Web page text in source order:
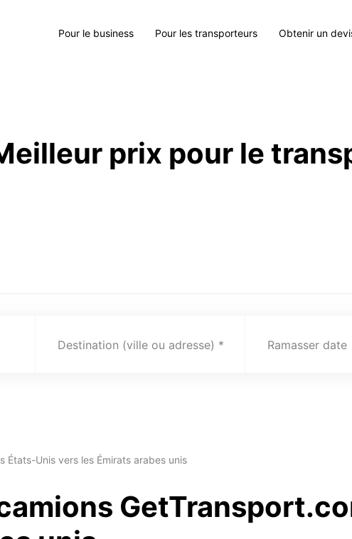
Pour le business Pour les transporteurs Obtenir un
prix pour le
Destination (ville ou adresse) Ramasser date
États-Unis vers les Émirats arabes unis